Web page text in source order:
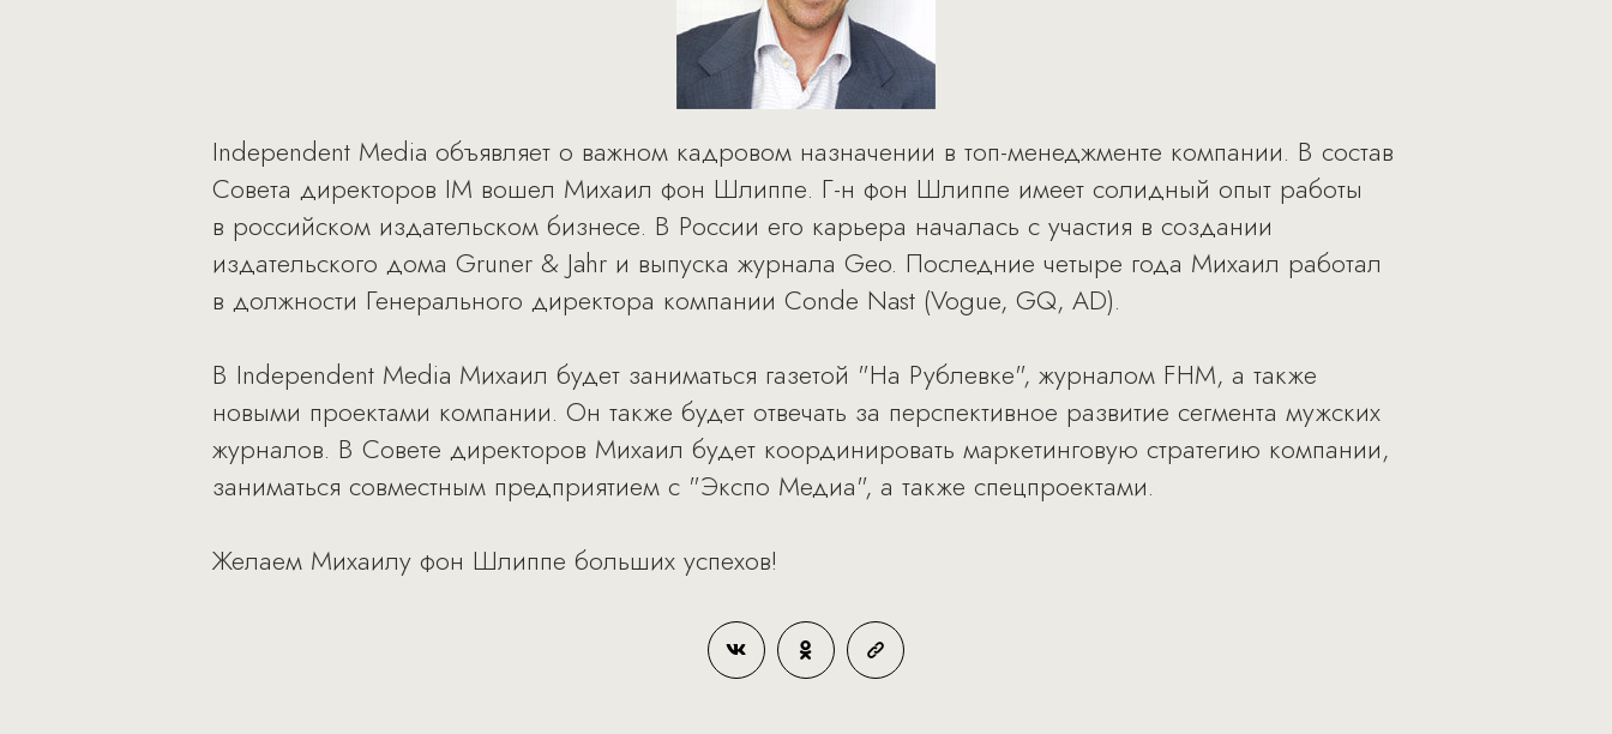
Independent Media объявляет о важном кадровом назначении в топ-менеджменте компании. В состав
Совета директоров IM вошел Михаил фон Шлиппе. Г-н фон Шлиппе имеет солидный опыт работы
в российском издательском бизнесе. В России его карьера началась с участия в создании
издательского дома Gruner & Jahr и выпуска журнала Geo. Последние четыре года Михаил работал
в должности Генерального директора компании Conde Nast (Vogue, GQ, AD).
В Independent Media Михаил будет заниматься газетой "На Рублевке", журналом FHM, а также
новыми проектами компании. Он также будет отвечать за перспективное развитие сегмента мужских
журналов. В Совете директоров Михаил будет координировать маркетинговую стратегию компании,
заниматься совместным предприятием с "Экспо Медиа", а также спецпроектами.
Желаем Михаилу фон Шлиппе больших успехов!